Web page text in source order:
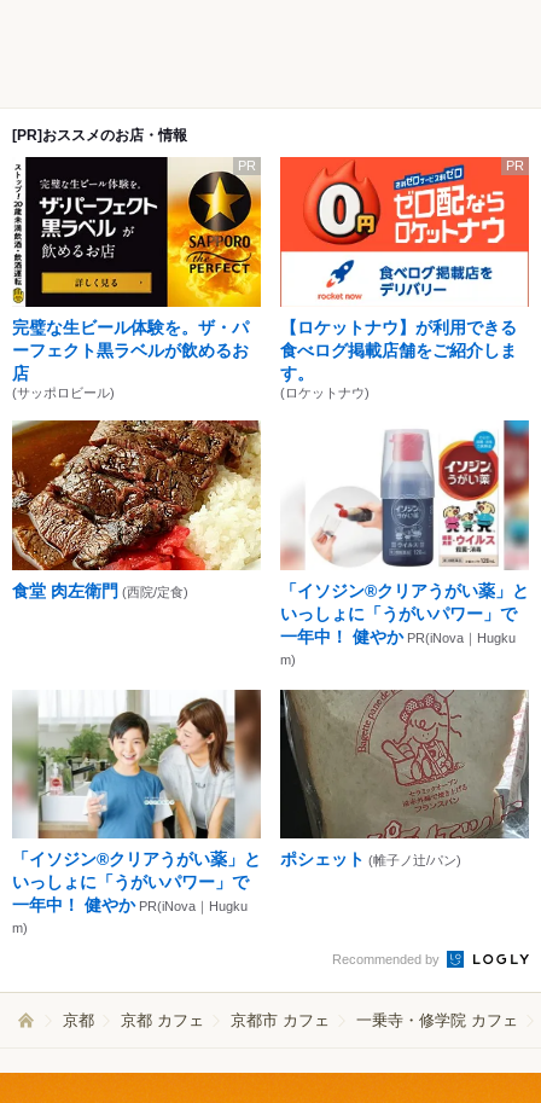
[PR]おススメのお店・情報
PR
完璧な生ビール体験を。ザ・パ
ーフェクト黒ラベルが飲めるお
店
(サッポロビール)
PR
【ロケットナウ】が利用できる
食べログ掲載店舗をご紹介しま
す。
(ロケットナウ)
食堂 肉左衛門 (西院/定食)
「イソジン®クリアうがい薬」と
いっしょに「うがいパワー」で
一年中！ 健やか PR(iNova｜Hugku
m)
「イソジン®クリアうがい薬」と
いっしょに「うがいパワー」で
一年中！ 健やか PR(iNova｜Hugku
m)
ポシェット (帷子ノ辻/パン)
Recommended by
京都 京都 カフェ 京都市 カフェ 一乗寺・修学院 カフェ